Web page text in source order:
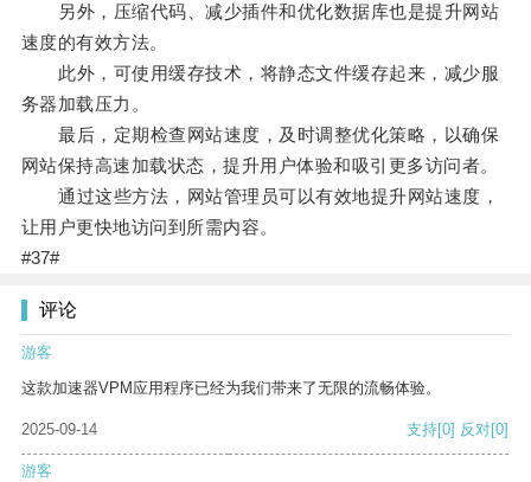
另外，压缩代码、减少插件和优化数据库也是提升网站
速度的有效方法。
此外，可使用缓存技术，将静态文件缓存起来，减少服
务器加载压力。
最后，定期检查网站速度，及时调整优化策略，以确保
网站保持高速加载状态，提升用户体验和吸引更多访问者。
通过这些方法，网站管理员可以有效地提升网站速度，
让用户更快地访问到所需内容。
#37#
评论
游客
这款加速器VPM应用程序已经为我们带来了无限的流畅体验。
2025-09-14 支持[0] 反对[0]
游客